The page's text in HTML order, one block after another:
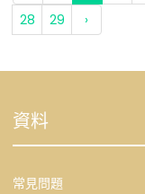
28
29 ›
資料
常見問題